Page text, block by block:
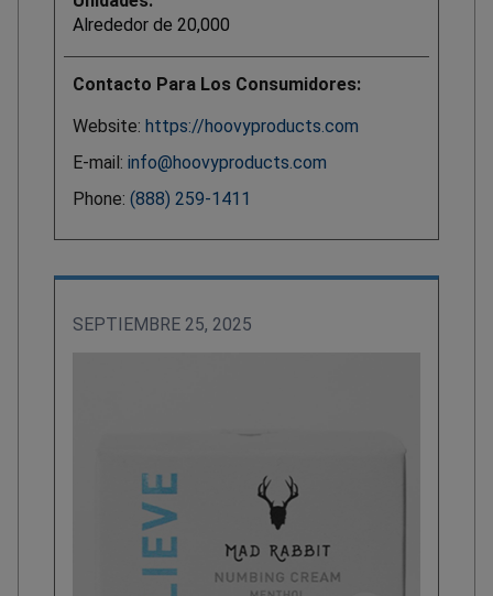
Alrededor de 20,000
Contacto Para Los Consumidores:
Website: https://hoovyproducts.com
E-mail: info@hoovyproducts.com
Phone: (888) 259-1411
SEPTIEMBRE 25, 2025